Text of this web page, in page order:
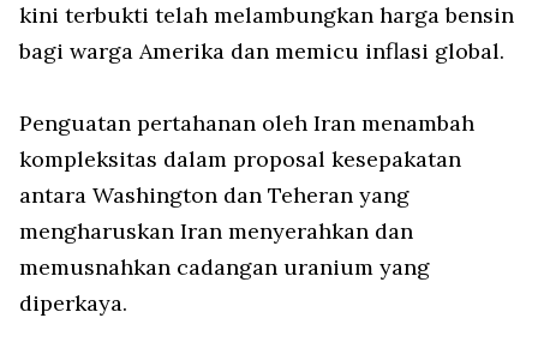
kini terbukti telah melambungkan harga bensin
bagi warga Amerika dan memicu inflasi global.
Penguatan pertahanan oleh Iran menambah
kompleksitas dalam proposal kesepakatan
antara Washington dan Teheran yang
mengharuskan Iran menyerahkan dan
memusnahkan cadangan uranium yang
diperkaya.